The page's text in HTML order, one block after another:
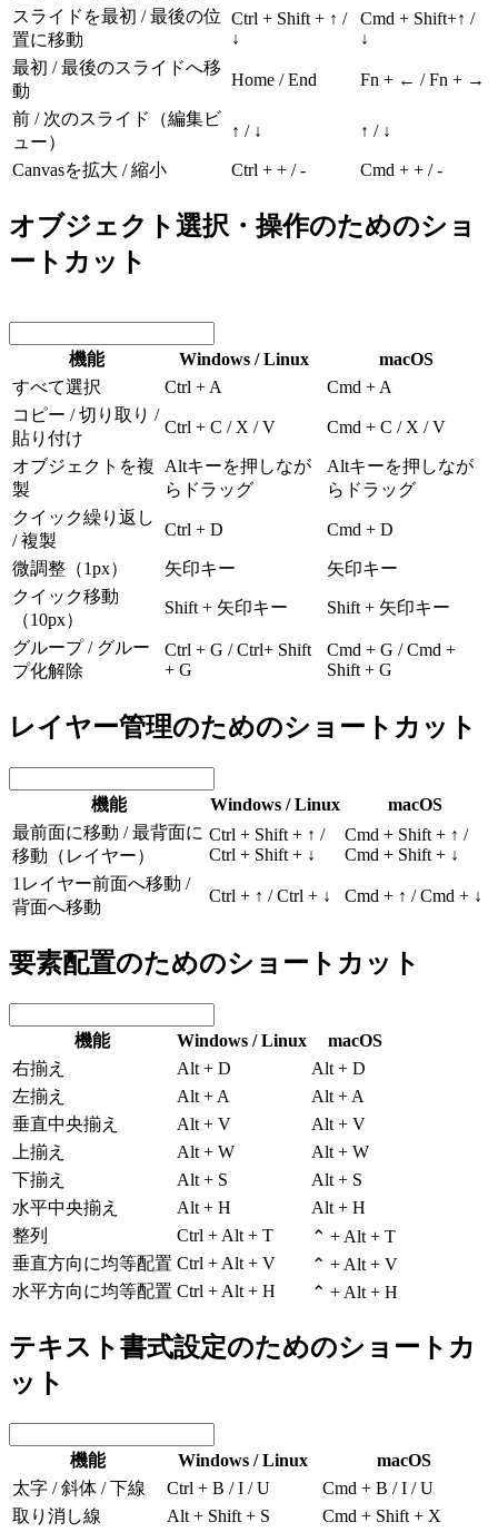
スライドを最初 / 最後の位
置に移動
Ctrl + Shift + ↑ /
↓
Cmd + Shift+↑ /
↓
最初 / 最後のスライドへ移
動
Home / End Fn + ← / Fn + →
前 / 次のスライド（編集ビ
ュー）
↑ / ↓ ↑ / ↓
Canvasを拡大 / 縮小 Ctrl + + / - Cmd + + / -
オブジェクト選択・操作のためのショ
ートカット
機能 Windows / Linux
macOS
すべて選択
Ctrl + A
Cmd + A
コピー / 切り取り /
貼り付け
Ctrl + C / X / V Cmd + C / X / V
オブジェクトを複
製
Altキーを押しなが
らドラッグ
Altキーを押しなが
らドラッグ
クイック繰り返し
/ 複製
Ctrl + D Cmd + D
微調整（1px） 矢印キー
矢印キー
クイック移動
（10px）
Shift + 矢印キー Shift + 矢印キー
グループ / グルー
プ化解除
Ctrl + G / Ctrl+ Shift
+ G
Cmd + G / Cmd +
Shift + G
レイヤー管理のためのショートカット
機能 Windows / Linux
macOS
最前面に移動 / 最背面に
移動（レイヤー）
Ctrl + Shift + ↑ /
Ctrl + Shift + ↓
Cmd + Shift + ↑ /
Cmd + Shift + ↓
1レイヤー前面へ移動 /
背面へ移動
Ctrl + ↑ / Ctrl + ↓ Cmd + ↑ / Cmd + ↓
要素配置のためのショートカット
機能 Windows / Linux
macOS
右揃え
Alt + D
Alt + D
左揃え
Alt + A
Alt + A
垂直中央揃え
Alt + V
Alt + V
上揃え
Alt + W
Alt + W
下揃え
Alt + S
Alt + S
水平中央揃え
Alt + H
Alt + H
整列
Ctrl + Alt + T
⌃ + Alt + T
垂直方向に均等配置 Ctrl + Alt + V
⌃ + Alt + V
水平方向に均等配置 Ctrl + Alt + H ⌃ + Alt + H
テキスト書式設定のためのショートカ
ット
機能 Windows / Linux
macOS
太字 / 斜体 / 下線
Ctrl + B / I / U
Cmd + B / I / U
取り消し線
Alt + Shift + S
Cmd + Shift + X